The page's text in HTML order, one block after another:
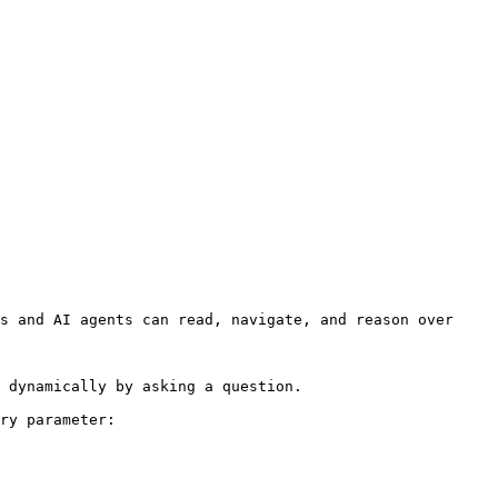
and AI agents can read, navigate, and reason over
by asking a question.
parameter: